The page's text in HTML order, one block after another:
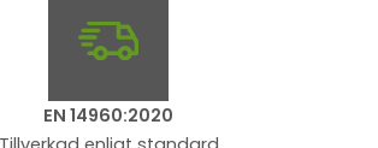
EN 14960:2020